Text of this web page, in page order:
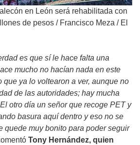
en León será rehabilitada con
de pesos / Francisco Meza / El
es que sí le hace falta una
mucho no hacían nada en este
que ya lo voltearon a ver, aunque no
de las autoridades; hay mucha
otro día un señor que recoge PET y
basura aquí dentro y eso no se
quede muy bonito para poder seguir
Tony Hernández, quien